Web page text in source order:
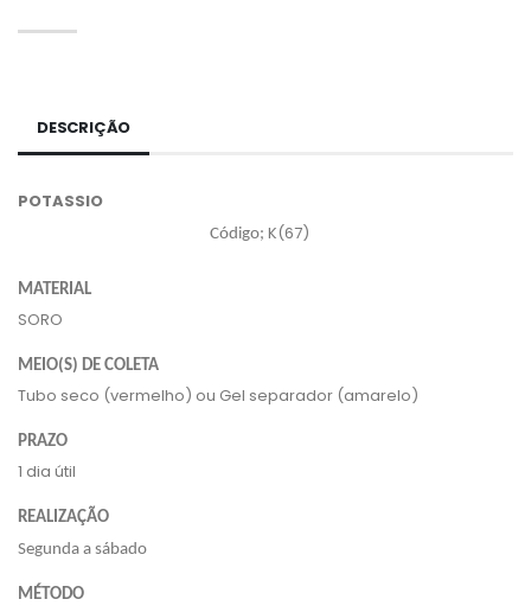
DESCRIÇÃO
POTASSIO
Código; K(67)
MATERIAL
SORO
MEIO(S) DE COLETA
Tubo seco (vermelho) ou Gel separador (amarelo)
PRAZO
1 dia útil
REALIZAÇÃO
Segunda a sábado
MÉTODO